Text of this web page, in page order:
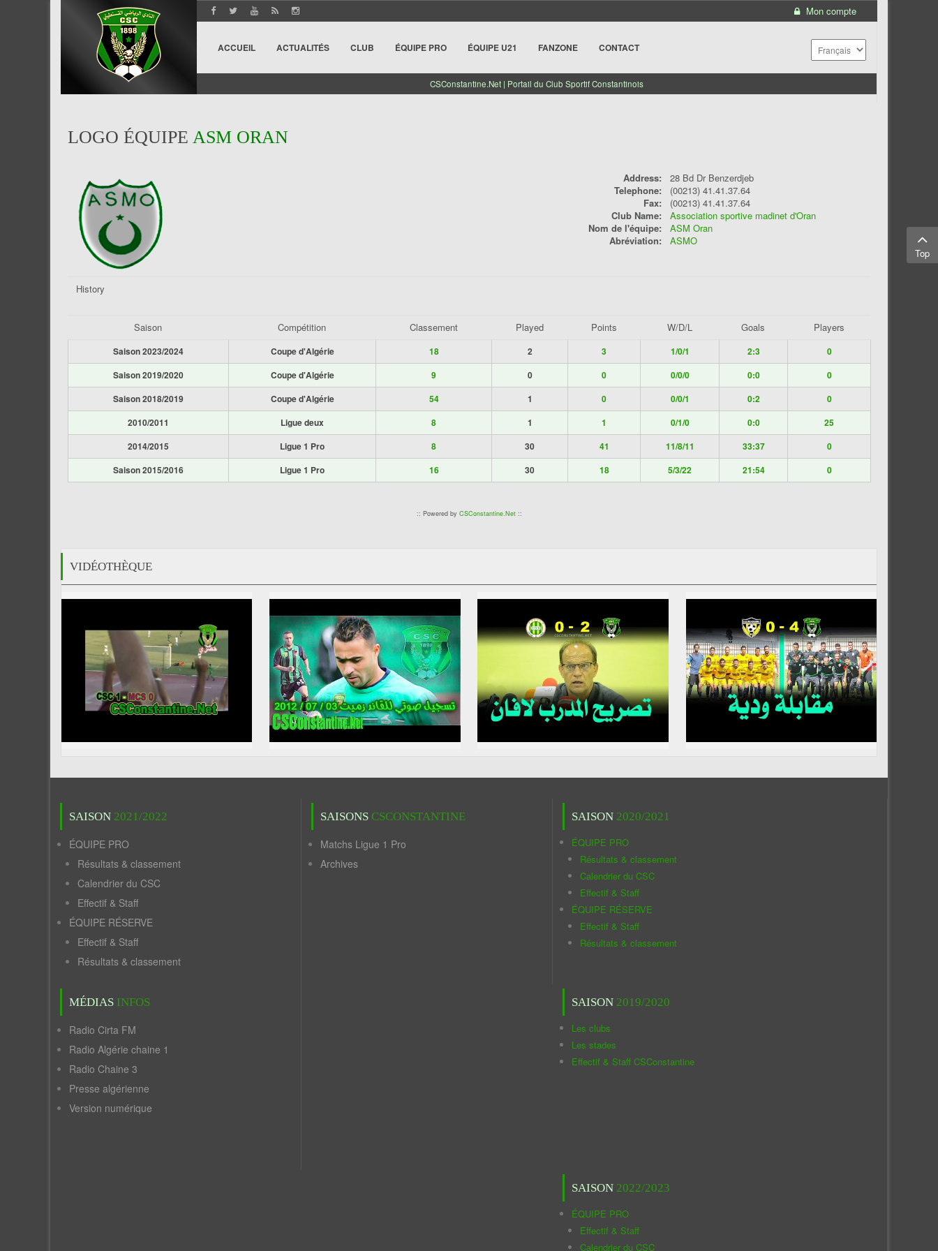
Mon compte
ACCUEIL ACTUALITÉS CLUB ÉQUIPE PRO ÉQUIPE U21 FANZONE CONTACT
CSConstantine.Net | Portail du Club Sportif Constantinois
LOGO ÉQUIPE ASM ORAN
Address:
28 Bd Dr Benzerdjeb
Telephone:
(00213) 41.41.37.64
Fax:
(00213) 41.41.37.64
Club Name:
Association sportive madinet d'Oran
Nom de l'équipe:
ASM Oran
Abréviation:
ASMO
History
Saison Compétition Classement Played Points W/D/L Goals Players
Saison 2023/2024 Coupe d'Algérie 18 2 3 1/0/1 2:3
0
Saison 2019/2020
Coupe d'Algérie 9 0 0 0/0/0 0:0
0
Saison 2018/2019
Coupe d'Algérie 54 1 0 0/0/1 0:2
0
2010/2011
Ligue deux 8 1 1 0/1/0 0:0
25
2014/2015
Ligue 1 Pro 8 30 41 11/8/11 33:37
0
Saison 2015/2016
Ligue 1 Pro 16 30 18 5/3/22 21:54 0
:: Powered by CSConstantine.Net::
VIDÉOTHÈQUE
SAISON 2021/2022
ÉQUIPE PRO
Résultats & classement
Calendrier du CSC
Effectif & Staff
ÉQUIPE RÉSERVE
Effectif & Staff
Résultats & classement
MÉDIAS INFOS
Radio Cirta FM
Radio Algérie chaine 1
Radio Chaine 3
Presse algérienne
Version numérique
SAISONS CSCONSTANTINE
Matchs Ligue 1 Pro
Archives
SAISON 2020/2021
ÉQUIPE PRO
Résultats & classement
Calendrier du CSC
Effectif & Staff
ÉQUIPE RÉSERVE
Effectif & Staff
Résultats & classement
SAISON 2019/2020
Les clubs
Les stades
Effectif & Staff CSConstantine
SAISON 2022/2023
ÉQUIPE PRO
Effectif & Staff
Calendrier du CSC
Top